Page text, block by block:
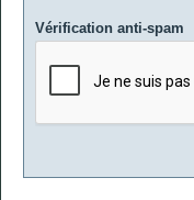
Vérification anti-spam